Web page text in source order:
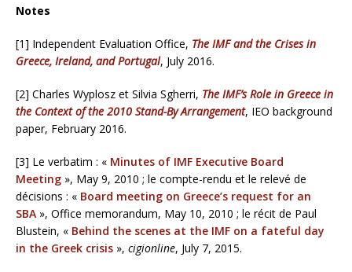
Notes
[1] Independent Evaluation Office, The IMF and the Crises in
Greece, Ireland, and Portugal, July 2016.
[2] Charles Wyplosz et Silvia Sgherri, The IMF’s Role in Greece in
the Context of the 2010 Stand-By Arrangement, IEO background
paper, February 2016.
[3] Le verbatim : « Minutes of IMF Executive Board
Meeting », May 9, 2010 ; le compte-rendu et le relevé de
décisions : « Board meeting on Greece’s request for an
SBA », Office memorandum, May 10, 2010 ; le récit de Paul
Blustein, « Behind the scenes at the IMF on a fateful day
in the Greek crisis », cigionline, July 7, 2015.